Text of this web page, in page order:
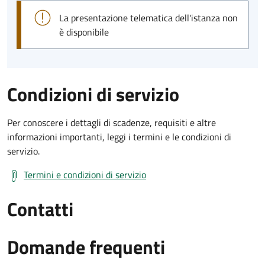
La presentazione telematica dell'istanza non
è disponibile
Condizioni di servizio
Per conoscere i dettagli di scadenze, requisiti e altre
informazioni importanti, leggi i termini e le condizioni di
servizio.
Termini e condizioni di servizio
Contatti
Domande frequenti